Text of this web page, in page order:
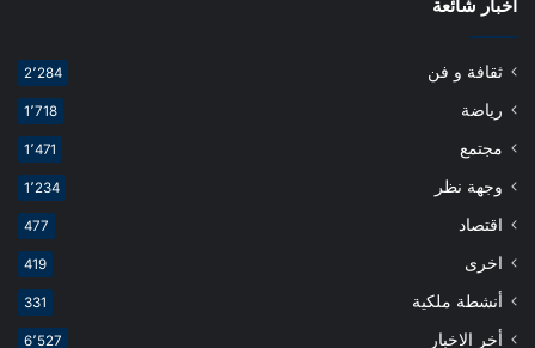
اخبار شائعة
ثقافة و فن 2٬284
رياضة 1٬718
مجتمع 1٬471
وجهة نظر 1٬234
اقتصاد 477
اخرى 419
أنشطة ملكية 331
أخر الاخبار 6٬527